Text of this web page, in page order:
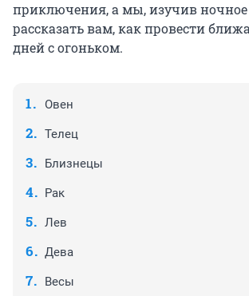
приключения, а мы, изучив
рассказать вам, как провести
дней с огоньком.
Овен
Телец
Близнецы
Рак
Лев
Дева
Весы